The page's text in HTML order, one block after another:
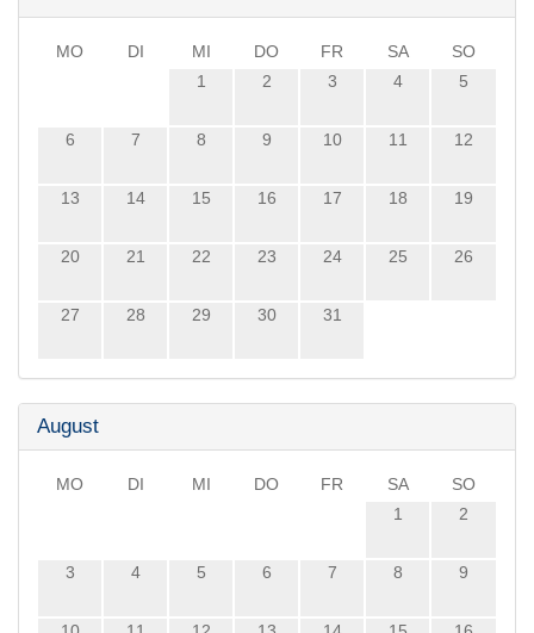
MO DI MI DO FR SA
SO
1
2 3 4 5
6 7 8 9 10 11 12
13 14 15 16 17 18 19
20 21 22 23 24 25 26
27 28 29 30 31
August
MO DI MI DO FR SA
SO
1
2
3 4 5 6 7 8 9